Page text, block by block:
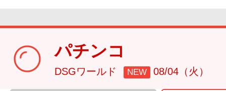
パチンコ
DSGワールド NEW 08/04（火）